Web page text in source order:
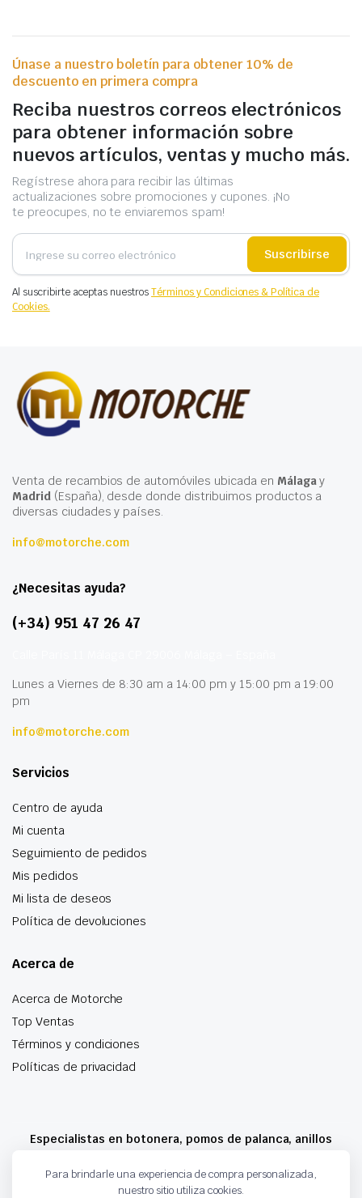
Únase a nuestro boletín para obtener 10% de
descuento en primera compra
Reciba nuestros correos electrónicos
para obtener información sobre
nuevos artículos, ventas y mucho más.
Regístrese ahora para recibir las últimas
actualizaciones sobre promociones y cupones. ¡No
te preocupes, no te enviaremos spam!
Suscribirse
Al suscribirte aceptas nuestrosTérminos y Condiciones & Política de
Cookies.
Venta de recambios de automóviles ubicada en Málagay
Madrid(España), desde donde distribuimos productos a
diversas ciudades y países.
info@motorche.com
¿Necesitas ayuda?
(+34) 951 47 26 47
Lunes a Viernes de 8:30 am a 14:00 pm y 15:00 pm a 19:00
pm
info@motorche.com
Servicios
Centro de ayuda
Mi cuenta
Seguimiento de pedidos
Mis pedidos
Mi lista de deseos
Política de devoluciones
Acerca de
Acerca de Motorche
Top Ventas
Términos y condiciones
Políticas de privacidad
Especialistas en botonera, pomos de palanca, anillos
Para brindarle una experiencia de compra personalizada,
nuestro sitio utiliza cookies.